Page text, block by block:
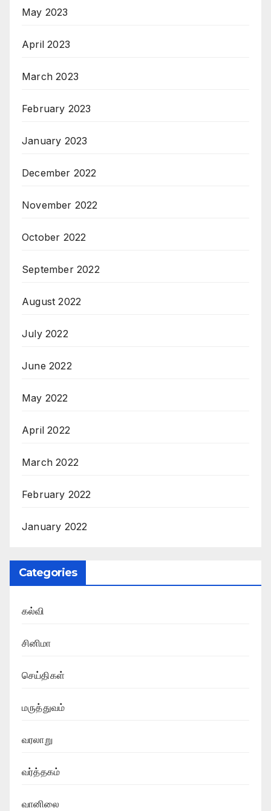
May 2023
April 2023
March 2023
February 2023
January 2023
December 2022
November 2022
October 2022
September 2022
August 2022
July 2022
June 2022
May 2022
April 2022
March 2022
February 2022
January 2022
Categories
கல்வி
சினிமா
செய்திகள்
மருத்துவம்
வரலாறு
வர்த்தகம்
வானிலை